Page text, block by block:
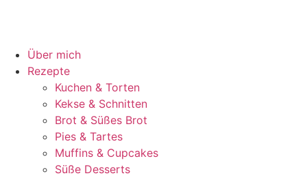
Über mich
Rezepte
Kuchen & Torten
Kekse & Schnitten
Brot & Süßes Brot
Pies & Tartes
Muffins & Cupcakes
Süße Desserts